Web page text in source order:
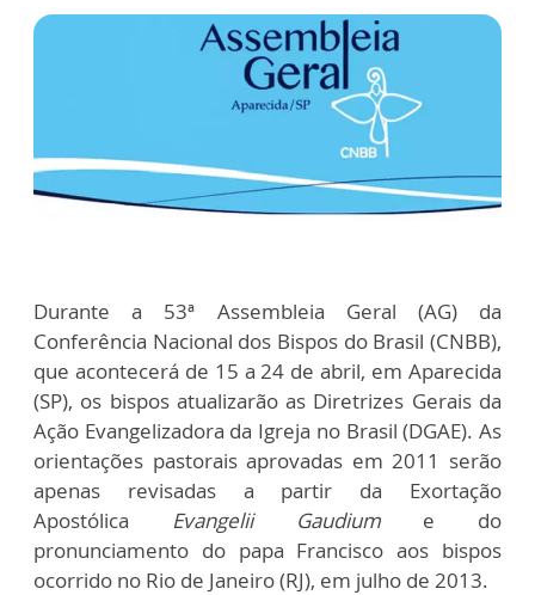
Durante a 53ª Assembleia Geral (AG) da
Conferência Nacional dos Bispos do Brasil (CNBB),
que acontecerá de 15 a 24 de abril, em Aparecida
(SP), os bispos atualizarão as Diretrizes Gerais da
Ação Evangelizadora da Igreja no Brasil (DGAE). As
orientações pastorais aprovadas em 2011 serão
apenas revisadas a partir da Exortação
Apostólica Evangelii Gaudium
e do
pronunciamento do papa Francisco aos bispos
ocorrido no Rio de Janeiro (RJ), em julho de 2013.